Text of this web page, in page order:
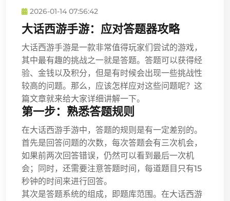
2026-01-14 07:56:42
大话西游手游：应对答题器攻略
大话西游手游是一款非常值得玩家们尝试的游戏，
其中最有趣的挑战之一就是答题。答题可以获得经
验、金钱以及积分，但是有时候会出现一些挑战性
较高的问题。那么，应该怎样应对这些问题呢？这
篇文章就来给大家详细讲解一下。
第一步：熟悉答题规则
在大话西游手游中，答题的规则是有一定差别的。
首先是回答问题的次数，每次答题会有三次机会，
如果前两次回答错误，仍然可以看到最后一次机
会；同时，还需要注意答题时间，每道题目只有15
秒钟的时间来进行回答。
其次是答题系统的组成，即题库范围。在大话西游